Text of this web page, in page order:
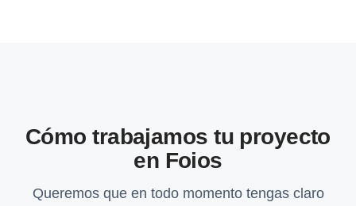
Cómo trabajamos tu proyecto
en Foios
Queremos que en todo momento tengas claro